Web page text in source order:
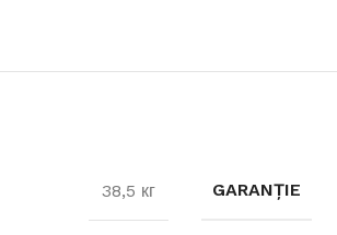
38,5 кг GARANȚIE